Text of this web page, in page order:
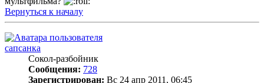
Вернуться к началу
сапсанка
Сокол-разбойник
Сообщения: 728
Зарегистрирован: Вс 24 апр 2011, 06:45